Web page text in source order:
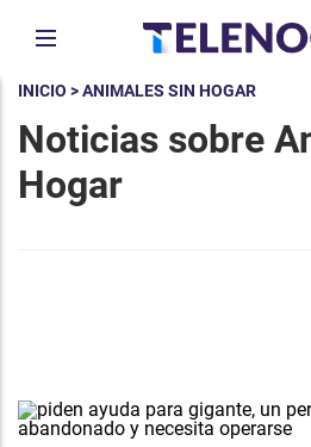
INICIO > ANIMALES SIN HOGAR
Noticias sobre
Hogar